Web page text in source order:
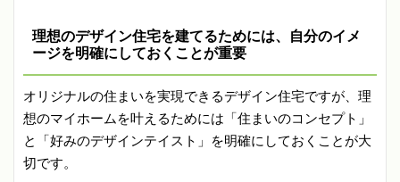
理想のデザイン住宅を建てるためには、自分のイメ
ージを明確にしておくことが重要
オリジナルの住まいを実現できるデザイン住宅ですが、理
想のマイホームを叶えるためには「住まいのコンセプト」
と「好みのデザインテイスト」を明確にしておくことが大
切です。